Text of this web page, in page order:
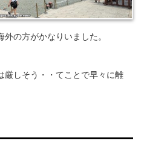
の方がかなりいました。
厳しそう・・てことで早々に離